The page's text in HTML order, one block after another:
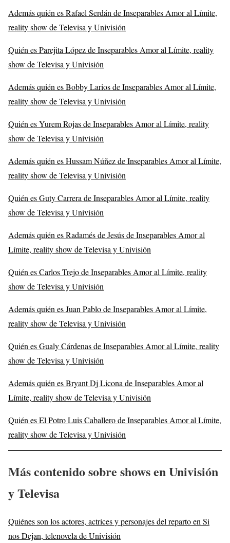
Además quién es Rafael Serdán de Inseparables Amor al Límite,
reality show de Televisa y Univisión
Quién es Parejita López de Inseparables Amor al Límite, reality
show de Televisa y Univisión
Además quién es Bobby Larios de Inseparables Amor al Límite,
reality show de Televisa y Univisión
Quién es Yurem Rojas de Inseparables Amor al Límite, reality
show de Televisa y Univisión
Además quién es Hussam Núñez de Inseparables Amor al Límite,
reality show de Televisa y Univisión
Quién es Guty Carrera de Inseparables Amor al Límite, reality
show de Televisa y Univisión
Además quién es Radamés de Jesús de Inseparables Amor al
Límite, reality show de Televisa y Univisión
Quién es Carlos Trejo de Inseparables Amor al Límite, reality
show de Televisa y Univisión
Además quién es Juan Pablo de Inseparables Amor al Límite,
reality show de Televisa y Univisión
Quién es Gualy Cárdenas de Inseparables Amor al Límite, reality
show de Televisa y Univisión
Además quién es Bryant Dj Licona de Inseparables Amor al
Límite, reality show de Televisa y Univisión
Quién es El Potro Luis Caballero de Inseparables Amor al Límite,
reality show de Televisa y Univisión
Más contenido sobre shows en Univisión
y Televisa
Quiénes son los actores, actrices y personajes del reparto en Si
nos Dejan, telenovela de Univisión